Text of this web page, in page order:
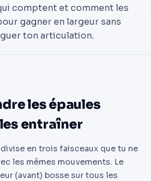
comptent et comment les
gagner en largeur sans
ton articulation.
les épaules
entraîner
en trois faisceaux que tu ne
les mêmes mouvements. Le
(avant) bosse sur tous les